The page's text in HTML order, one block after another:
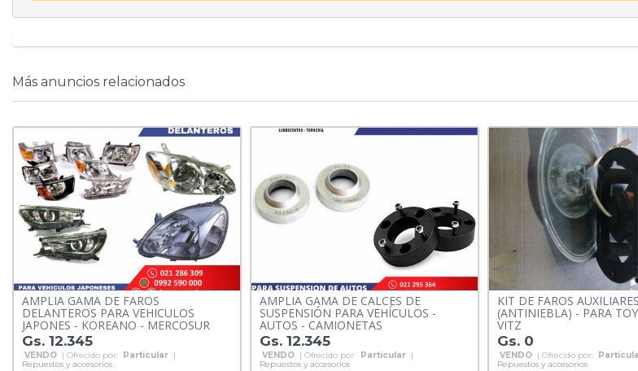
Más anuncios relacionados
AMPLIA GAMA DE FAROS
DELANTEROS PARA VEHICULOS
JAPONES - KOREANO - MERCOSUR
Gs. 12.345
VENDO | Ofrecido por: Particular |
Repuestos y accesorios
AMPLIA GAMA DE CALCES DE
SUSPENSIÓN PARA VEHÍCULOS -
AUTOS - CAMIONETAS
Gs. 12.345
VENDO | Ofrecido por: Particular |
Repuestos y accesorios
KIT DE FAROS AUXILIARES
(ANTINIEBLA) - PARA
VITZ
Gs. 0
VENDO | Ofrecido por:
Repuestos y accesorios